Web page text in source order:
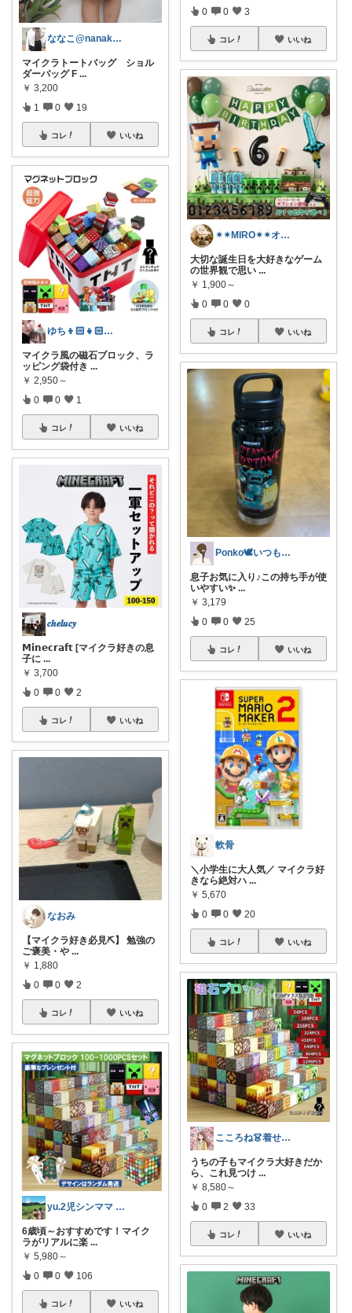
ななこ@nanako_mum
マイクラトートバッグ ショル
ダーバッグ F ...
￥ 3,200
1 0 19
コレ いいね
ゆち👦🏻👧🏻👶🏻のmama
マイクラ風の磁石ブロック、ラ
ッピング袋付き ...
￥ 2,950～
0 0 1
コレ いいね
𝒄𝒉𝒆𝒍𝒖𝒄𝒚
𝗠𝗶𝗻𝗲𝗰𝗿𝗮𝗳𝘁 [マイクラ好きの息
子に ...
￥ 3,700
0 0 2
コレ いいね
なおみ
【マイクラ好き必見⛏️】 勉強の
ご褒美・や ...
￥ 1,880
0 0 2
コレ いいね
yu.2児シンママ いつも心から感謝です
6歳頃～おすすめです！マイク
ラがリアルに楽 ...
￥ 5,980～
0 0 106
コレ いいね
0 0 3
コレ いいね
✴︎✴︎MIRO✴︎✴︎オススメroom
大切な誕生日を大好きなゲーム
の世界観で思い ...
￥ 1,900～
0 0 0
コレ いいね
Ponko🕊️いつもお立寄り感謝です♡
息子お気に入り♪この持ち手が使
いやすい✨ ...
￥ 3,179
0 0 25
コレ いいね
軟骨
＼小学生に大人気／ マイクラ好
きなら絶対ハ ...
￥ 5,670
0 0 20
コレ いいね
こころね👗着せたい欲が止まらないママ
うちの子もマイクラ大好きだか
ら、これ見つけ ...
￥ 8,580～
0 2 33
コレ いいね